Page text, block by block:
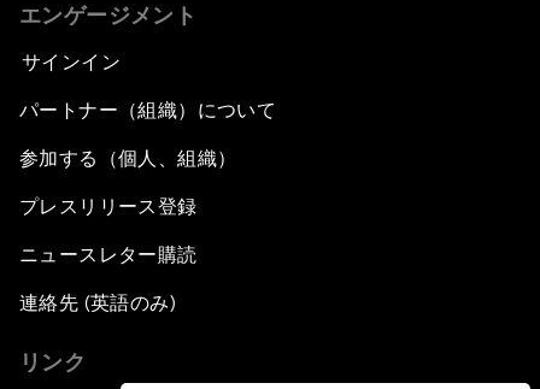
エンゲージメント
サインイン
パートナー（組織）について
参加する（個人、組織）
プレスリリース登録
ニュースレター購読
連絡先 (英語のみ)
リンク